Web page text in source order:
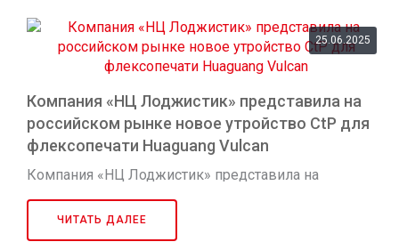
25.06.2025
Компания «НЦ Лоджистик» представила на
российском рынке новое утройство СtP для
флексопечати Huaguang Vulcan
Компания «НЦ Лоджистик» представила на
Huaguang Vulcan
ЧИТАТЬ ДАЛЕЕ